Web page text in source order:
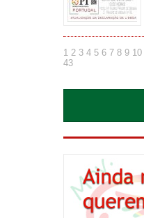
1 2 3 4 5 6 7 8 9 10
43